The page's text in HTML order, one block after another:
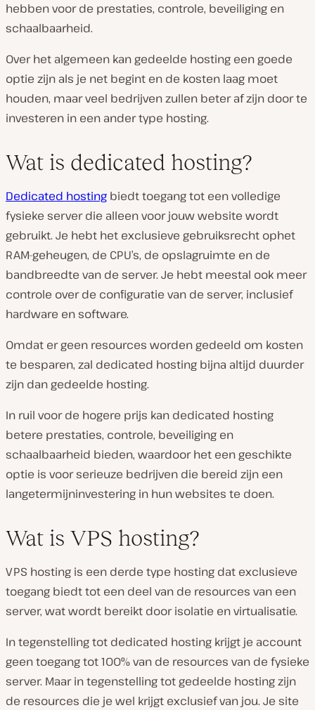
hebben voor de prestaties, controle, beveiliging en
schaalbaarheid.
Over het algemeen kan gedeelde hosting een goede
optie zijn als je net begint en de kosten laag moet
houden, maar veel bedrijven zullen beter af zijn door te
investeren in een ander type hosting.
Wat is dedicated hosting?
Dedicated hosting biedt toegang tot een volledige
fysieke server die alleen voor jouw website wordt
gebruikt. Je hebt het exclusieve gebruiksrecht ophet
RAM-geheugen, de CPU’s, de opslagruimte en de
bandbreedte van de server. Je hebt meestal ook meer
controle over de configuratie van de server, inclusief
hardware en software.
Omdat er geen resources worden gedeeld om kosten
te besparen, zal dedicated hosting bijna altijd duurder
zijn dan gedeelde hosting.
In ruil voor de hogere prijs kan dedicated hosting
betere prestaties, controle, beveiliging en
schaalbaarheid bieden, waardoor het een geschikte
optie is voor serieuze bedrijven die bereid zijn een
langetermijninvestering in hun websites te doen.
Wat is VPS hosting?
VPS hosting is een derde type hosting dat exclusieve
toegang biedt tot een deel van de resources van een
server, wat wordt bereikt door isolatie en virtualisatie.
In tegenstelling tot dedicated hosting krijgt je account
geen toegang tot 100% van de resources van de fysieke
server. Maar in tegenstelling tot gedeelde hosting zijn
de resources die je wel krijgt exclusief van jou. Je site